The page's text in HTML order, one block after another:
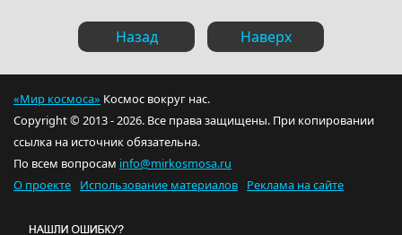
Назад Наверх
«Мир космоса» Космос вокруг нас.
Copyright © 2013 - 2026. Все права защищены. При копировании
ссылка на источник обязательна.
По всем вопросам info@mirkosmosa.ru
О проекте
Использование материалов Реклама на сайте